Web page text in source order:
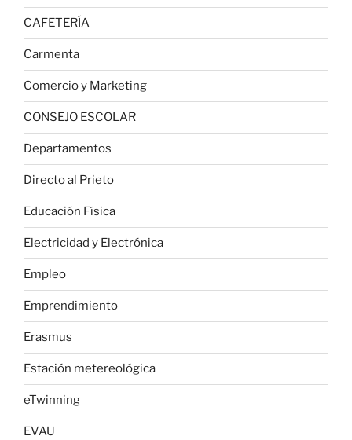
CAFETERÍA
Carmenta
Comercio y Marketing
CONSEJO ESCOLAR
Departamentos
Directo al Prieto
Educación Física
Electricidad y Electrónica
Empleo
Emprendimiento
Erasmus
Estación metereológica
eTwinning
EVAU